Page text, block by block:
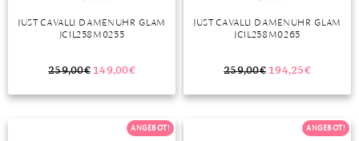
SAPHIR
JUST CAVALLI DAMENUHR GLAM
JC1L258M0255
259,00€ 149,00€
JUST CAVALLI DAMENUHR GLAM
JC1L258M0265
259,00€ 194,25€
ANGEBOT! ANGEBOT!